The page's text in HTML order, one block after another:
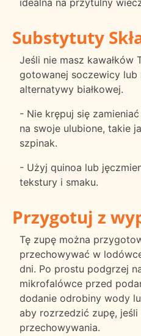
idealna na przytulny
Substytuty
Jeśli nie masz kawałków
gotowanej soczewicy
alternatywy białkowej.
- Nie krępuj się
na swoje ulubione, takie
szpinak.
- Użyj quinoa lub
tekstury i smaku.
Przygotuj z
Tę zupę można
przechowywać w
dni. Po prostu podgrzej
mikrofalówce przed
dodanie odrobiny wody
aby rozrzedzić zupę,
przechowywania.